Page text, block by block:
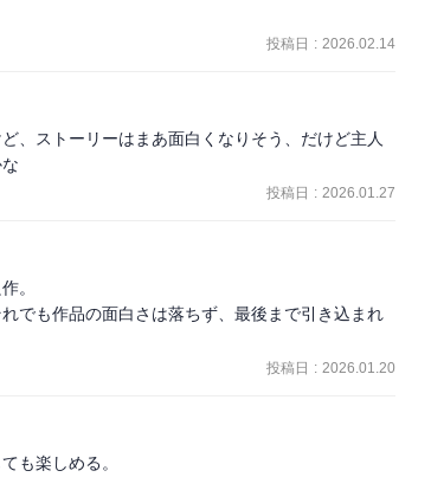
投稿日 : 2026.02.14
、ストーリーはまあ面白くなりそう、だけど主人
投稿日 : 2026.01.27
。
でも作品の面白さは落ちず、最後まで引き込まれ
投稿日 : 2026.01.20
も楽しめる。